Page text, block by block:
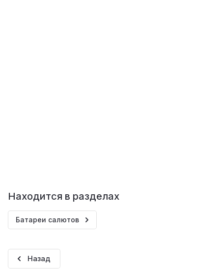
Находится в разделах
Батареи салютов
Назад